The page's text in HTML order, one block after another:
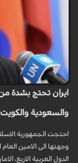
ايران تحتج بشدة من
والسعودية
احتجت الجمهورية
وجهتها الى الامين
الدول العربية الاربع،